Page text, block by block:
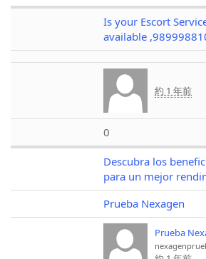
Is your Escort
available
約 1 年前
0
Descubra los
para un mejor
Prueba Nexagen
Prueba